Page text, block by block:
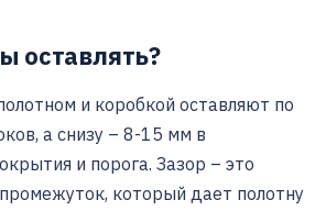
оставлять?
и коробкой оставляют по
а снизу – 8-15 мм в
и порога. Зазор – это
который дает полотну